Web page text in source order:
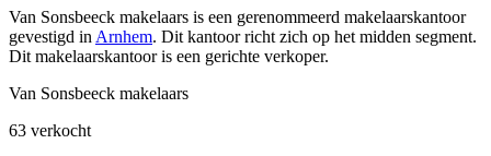
Van Sonsbeeck makelaars is een gerenommeerd makelaarskantoor
gevestigd in Arnhem. Dit kantoor richt zich op het midden segment.
Dit makelaarskantoor is een gerichte verkoper.
Van Sonsbeeck makelaars
63 verkocht